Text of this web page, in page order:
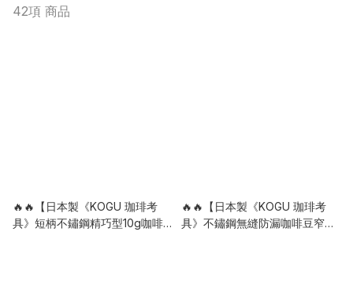
42項 商品
🔥🔥【日本製《KOGU 珈琲考
具》短柄不鏽鋼精巧型10g咖啡
🔥🔥【日本製《KOGU 珈琲考
具》不鏽鋼無縫防漏咖啡豆窄口